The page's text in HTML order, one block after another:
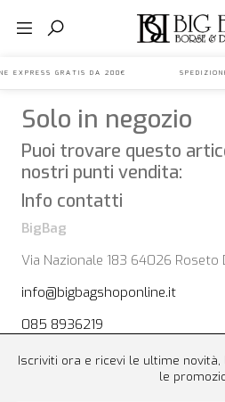
EXPRESS GRATIS DA 200€
Solo in negozio
Puoi trovare questo
nostri punti vendita:
Info contatti
BigBag
Via Nazionale 183 64026 Roseto
info@bigbagshoponline.it
085 8936219
Iscriviti ora e ricevi le ultime
le